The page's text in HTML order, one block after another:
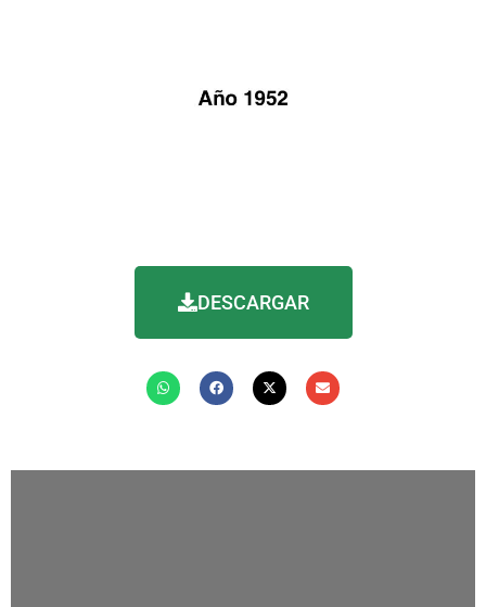
DESCARGAR